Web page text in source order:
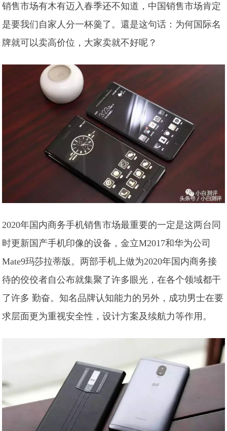
销售市场有木有迈入春季还不知道，中国销售市场肯定
是要我们自家人分一杯羹了。還是这句话：为何国际名
牌就可以卖高价位，大家卖就不好呢？
2020年国内商务手机销售市场最重要的一定是这两台同
时更新国产手机印像的设备，金立M2017和华为公司
Mate9玛莎拉蒂版。两部手机上做为2020年国内商务接
待的佼佼者自公布就集聚了许多眼光，在各个领域都干
了许多 勤奋。知名品牌认知能力的另外，成功男士在要
求层面更为重视安全性，设计方案及续航力等作用。